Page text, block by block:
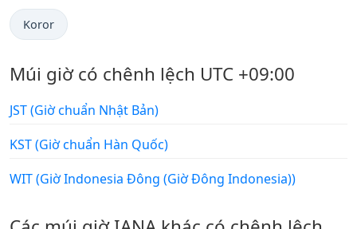
Koror
Múi giờ có chênh lệch UTC +09:00
JST (Giờ chuẩn Nhật Bản)
KST (Giờ chuẩn Hàn Quốc)
WIT (Giờ Indonesia Đông (Giờ Đông Indonesia))